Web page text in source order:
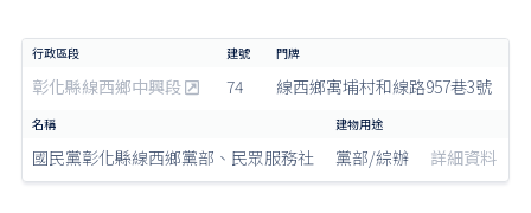
彰化縣線西鄉中興段 74 線西鄉寓埔村和線路957巷3號
國民黨彰化縣線西鄉黨部、民眾服務社 黨部/綜辦 詳細資料